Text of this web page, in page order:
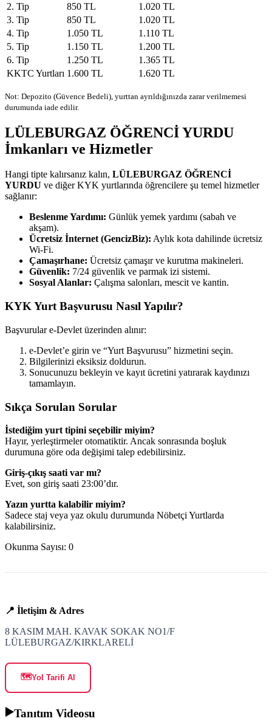
2. Tip
850 TL
1.020 TL
3. Tip
850 TL
1.020 TL
4. Tip
1.050 TL
1.110 TL
5. Tip
1.150 TL
1.200 TL
6. Tip
1.250 TL
1.365 TL
KKTC Yurtları 1.600 TL 1.620 TL
Not: Depozito (Güvence Bedeli), yurttan ayrıldığınızda zarar verilmemesi
durumunda iade edilir.
LÜLEBURGAZ ÖĞRENCİ YURDU
İmkanları ve Hizmetler
Hangi tipte kalırsanız kalın, LÜLEBURGAZ ÖĞRENCİ
YURDU ve diğer KYK yurtlarında öğrencilere şu temel hizmetler
sağlanır:
Beslenme Yardımı: Günlük yemek yardımı (sabah ve
akşam).
Ücretsiz İnternet (GencizBiz): Aylık kota dahilinde ücretsiz
Wi-Fi.
Çamaşırhane: Ücretsiz çamaşır ve kurutma makineleri.
Güvenlik: 7/24 güvenlik ve parmak izi sistemi.
Sosyal Alanlar: Çalışma salonları, mescit ve kantin.
KYK Yurt Başvurusu Nasıl Yapılır?
Başvurular e-Devlet üzerinden alınır:
e-Devlet’e girin ve “Yurt Başvurusu” hizmetini seçin.
Bilgilerinizi eksiksiz doldurun.
Sonucunuzu bekleyin ve kayıt ücretini yatırarak kaydınızı
tamamlayın.
Sıkça Sorulan Sorular
İstediğim yurt tipini seçebilir miyim?
Hayır, yerleştirmeler otomatiktir. Ancak sonrasında boşluk
durumuna göre oda değişimi talep edebilirsiniz.
Giriş-çıkış saati var mı?
Evet, son giriş saati 23:00’dır.
Yazın yurtta kalabilir miyim?
Sadece staj veya yaz okulu durumunda Nöbetçi Yurtlarda
kalabilirsiniz.
Okunma Sayısı: 0
📍 İletişim & Adres
8 KASIM MAH. KAVAK SOKAK NO1/F
LÜLEBURGAZ/KIRKLARELİ
🗺️Yol Tarifi Al
▶️Tanıtım Videosu